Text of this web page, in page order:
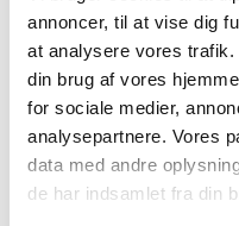
annoncer, til at vise dig
at analysere vores
din brug af vores
for sociale medier,
analysepartnere. Vores
data med andre
de har indsamlet fra din
2018 (46)
2017 (36)
2016 (48)
december (5)
november (2)
oktober (7)